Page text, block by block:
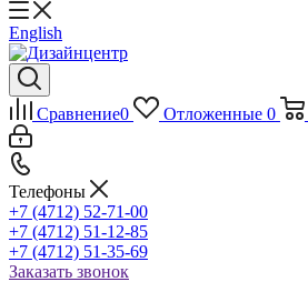
English
Сравнение0 Отложенные 0
Телефоны
+7 (4712) 52-71-00
+7 (4712) 51-12-85
+7 (4712) 51-35-69
Заказать звонок